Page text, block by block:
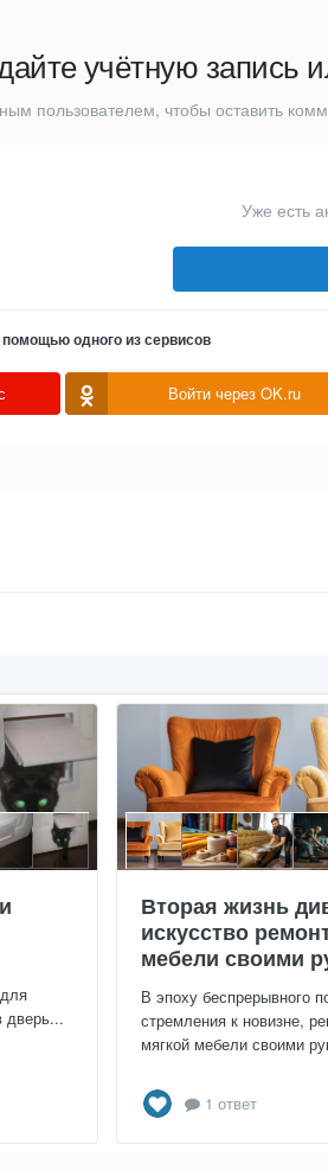
учётную запись
пользователем, чтобы оставить
Уже есть
одного из сервисов
Войти через OK.ru
дверь...
Вторая жизнь
искусство
мебели своими
В эпоху беспрерывного
стремления к новизне,
мягкой мебели своими
1 ответ